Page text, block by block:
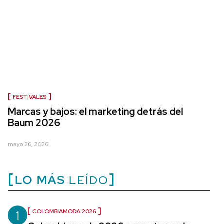
FESTIVALES
Marcas y bajos: el marketing detrás del
Baum 2026
mayo 26, 2026
LO MÁS LEÍDO
1 COLOMBIAMODA 2026